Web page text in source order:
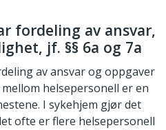
fordeling av ansvar,
jf. §§ 6a og 7a
av ansvar og oppgaver
helsepersonell er en
I sykehjem gjør det
ofte er flere helsepersonell